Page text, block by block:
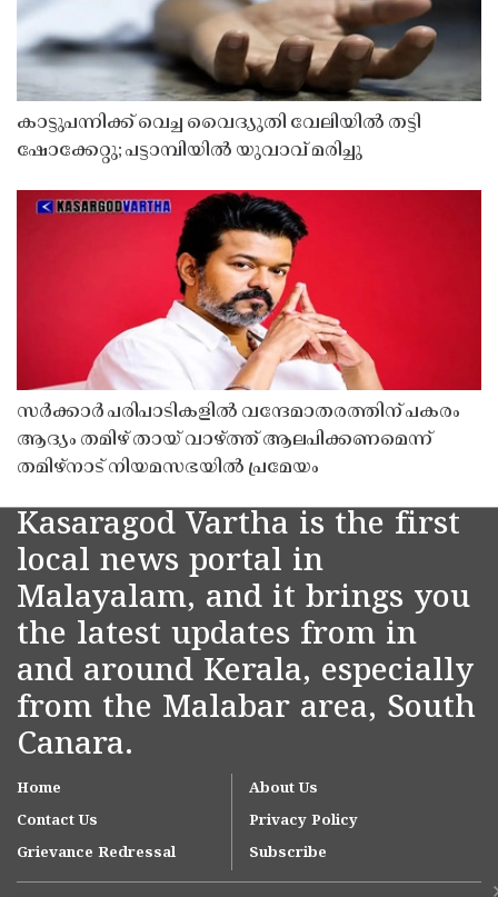
കാട്ടുപന്നിക്ക് വെച്ച വൈദ്യുതി വേലിയിൽ തട്ടി
ഷോക്കേറ്റു; പട്ടാമ്പിയിൽ യുവാവ് മരിച്ചു
സർക്കാർ പരിപാടികളിൽ വന്ദേമാതരത്തിന് പകരം
ആദ്യം തമിഴ് തായ് വാഴ്ത്ത് ആലപിക്കണമെന്ന്
തമിഴ്നാട് നിയമസഭയിൽ പ്രമേയം
Kasaragod Vartha is the first
local news portal in
Malayalam, and it brings you
the latest updates from in
and around Kerala, especially
from the Malabar area, South
Canara.
Home
About Us
Contact Us
Privacy Policy
Grievance Redressal
Subscribe